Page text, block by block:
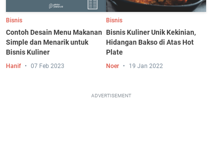
Bisnis
Contoh Desain Menu Makanan
Simple dan Menarik untuk
Bisnis Kuliner
Hanif 07 Feb 2023
Bisnis
Bisnis Kuliner Unik Kekinian,
Hidangan Bakso di Atas Hot
Plate
Noer 19 Jan 2022
ADVERTISEMENT